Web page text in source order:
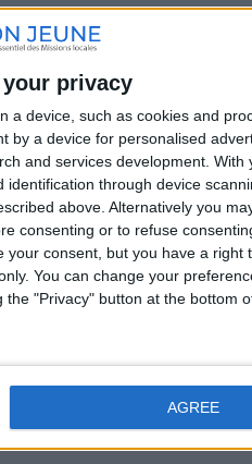
privacy
a device, such as cookies and
a device for personalised
and services development. With
through device
above. Alternatively you
consenting or to refuse
consent, but you have a right
You can change your
"Privacy" button at the bottom
AGREE
locale Vallée de la Drôme
tels que la santé, le
de la Drôme est de vous
cohérent, tout en
formes de discrimination.
Elle est là pour
et l’insertion